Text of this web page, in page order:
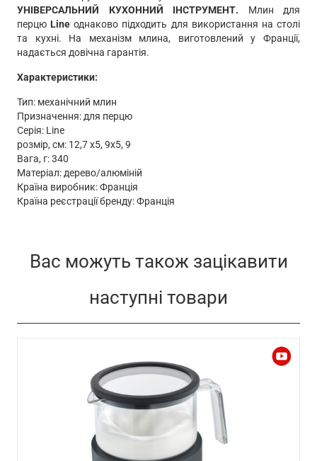
УНІВЕРСАЛЬНИЙ КУХОННИЙ ІНСТРУМЕНТ. Млин для
перцю Lineоднаково підходить для використання на столі
та кухні. На механізм млина, виготовлений у Франції,
надається довічна гарантія.
Характеристики:
Тип: механічний млин
Призначення: для перцю
Серія: Line
розмір, см: 12,7 х5, 9х5, 9
Вага, г: 340
Матеріал: дерево/алюміній
Країна виробник: Франція
Країна реєстрації бренду: Франція
Вас можуть також зацікавити
наступні товари